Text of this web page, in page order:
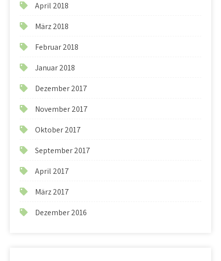
April 2018
März 2018
Februar 2018
Januar 2018
Dezember 2017
November 2017
Oktober 2017
September 2017
April 2017
März 2017
Dezember 2016